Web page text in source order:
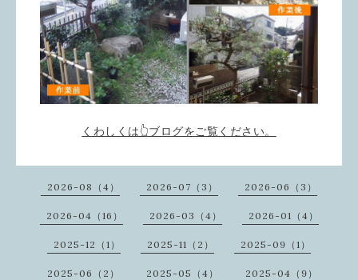
くわしくは👆ブログをご覧ください。
2026-08（4） 2026-07（3） 2026-06（3）
2026-04（16） 2026-03（4） 2026-01（4）
2025-12（1） 2025-11（2） 2025-09（1）
2025-06（2） 2025-05（4） 2025-04（9）